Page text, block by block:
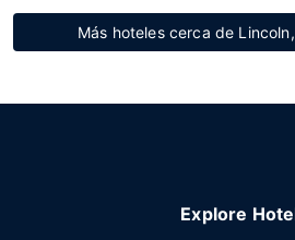
Más hoteles cerca de
Explore